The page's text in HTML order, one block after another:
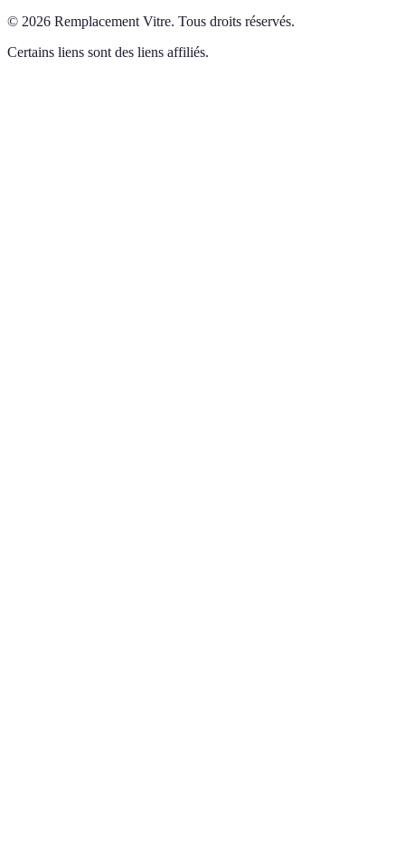
© 2026 Remplacement Vitre. Tous droits réservés.
Certains liens sont des liens affiliés.